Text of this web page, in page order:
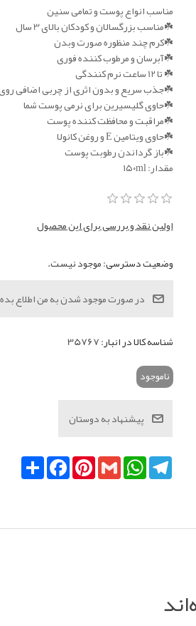
مناسب انواع پوست و تمامی سنین
☘️مناسب بزرگسالان و کودکان بالای 3 سال
☘️کرم چند منظوره صورت وبدن
☘️آبرسان و مرطوب کننده فوری
☘️ تا 12 ساعت نرم کنندگی
☘️جذب سریع و بدون اثری از چربی اضافی
☘️حاوی گلیسیرین برای نرمی پوست شما
☘️مراقبت و محافظت کننده پوست
☘️حاوی ویتامین E و روغن کانولا
☘️باز گرداندن رطوبت پوست
مقدار: ۱۵۰ml
اولین نقد و بررسی برای این محصول
وضعیت دسترسی:موجود نیست.
شناسه کالا در انبار:35767
ناموجود
اشتراک
FacebookPinterestGmail
WhatsAppTelegram